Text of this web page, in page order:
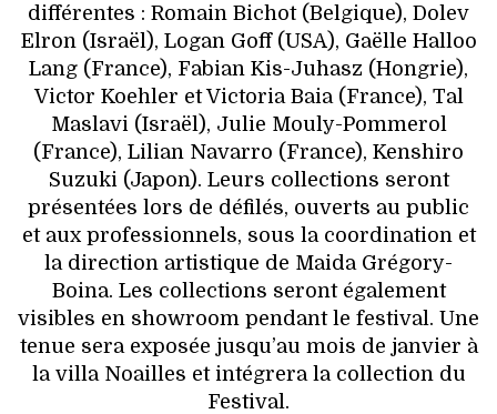
différentes : Romain Bichot (Belgique), Dolev
Elron (Israël), Logan Goff (USA), Gaëlle Halloo
Lang (France), Fabian Kis-Juhasz (Hongrie),
Victor Koehler et Victoria Baia (France), Tal
Maslavi (Israël), Julie Mouly-Pommerol
(France), Lilian Navarro (France), Kenshiro
Suzuki (Japon). Leurs collections seront
présentées lors de défilés, ouverts au public
et aux professionnels, sous la coordination et
la direction artistique de Maida Grégory-
Boina. Les collections seront également
visibles en showroom pendant le festival. Une
tenue sera exposée jusqu’au mois de janvier à
la villa Noailles et intégrera la collection du
Festival.